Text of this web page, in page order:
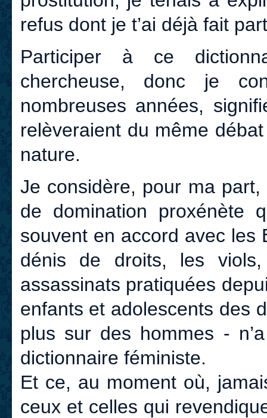
refus dont je t’ai déjà fait
Participer à ce
chercheuse, donc je
nombreuses années,
relèveraient du même
nature.
Je considère, pour ma part,
de domination proxénète
souvent en accord avec les
dénis de droits, les
assassinats pratiquées
enfants et adolescents des
plus sur des hommes -
dictionnaire féministe.
Et ce, au moment où,
ceux et celles qui